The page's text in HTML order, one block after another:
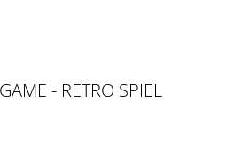
- RETRO SPIEL